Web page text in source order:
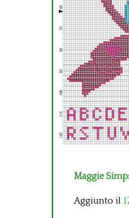
Maggie
Aggiunto il